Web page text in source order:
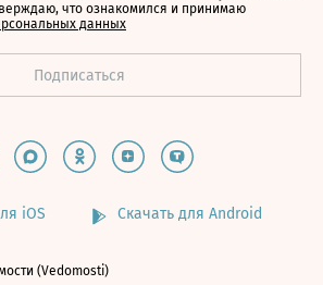
что ознакомился и принимаю
данных
iOS Скачать для Android
(Vedomosti)